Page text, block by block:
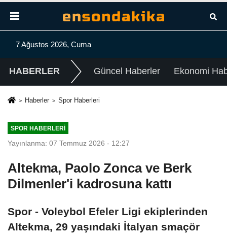
7 Ağustos 2026, Cuma
HABERLER Güncel Haberler Ekonomi
Haberler Spor Haberleri
SPOR HABERLERI
Yayınlanma: 07 Temmuz 2026 - 12:27
Altekma, Paolo Zonca ve Berk
Dilmenler'i kadrosuna kattı
Spor - Voleybol Efeler Ligi ekiplerinden
Altekma, 29 yaşındaki İtalyan smaçör